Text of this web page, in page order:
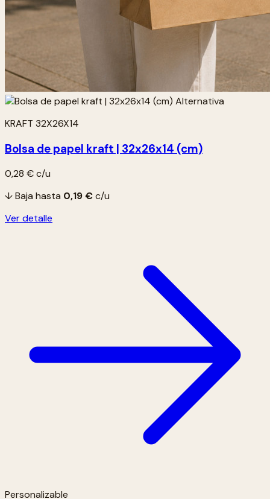
KRAFT 32X26X14
Bolsa de papel kraft | 32x26x14 (cm)
0,28 €c/u
↓ Baja hasta 0,19 €c/u
Ver detalle
Personalizable